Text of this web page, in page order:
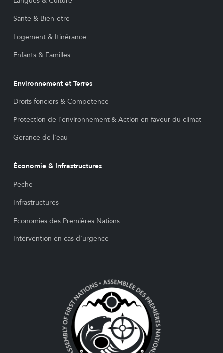
Santé & Bien-être
Logement & Itinérance
Enfants & Familles
Environnement et Terres
Droits fonciers & Compétence
Protection de l’environnement & Action en faveur du climat
Gérance de l’eau
Économie & Infrastructures
Pêche
Infrastructures
Économies des Premières Nations
Intervention en cas d’urgence